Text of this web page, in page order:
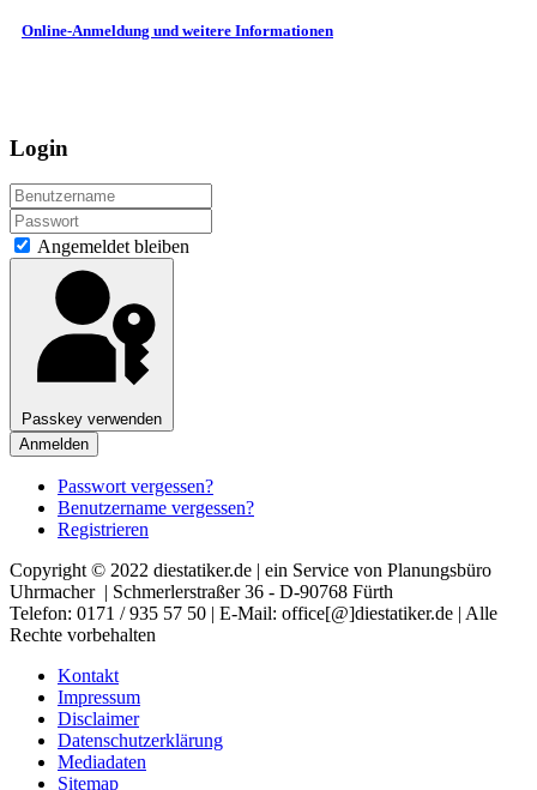
Online-Anmeldung und weitere Informationen
Login
Angemeldet bleiben
Passkey verwenden
Anmelden
Passwort vergessen?
Benutzername vergessen?
Registrieren
Copyright © 2022 diestatiker.de | ein Service von Planungsbüro
Uhrmacher | Schmerlerstraßer 36 - D-90768 Fürth
Telefon: 0171 / 935 57 50 | E-Mail: office[@]diestatiker.de | Alle
Rechte vorbehalten
Kontakt
Impressum
Disclaimer
Datenschutzerklärung
Mediadaten
Sitemap